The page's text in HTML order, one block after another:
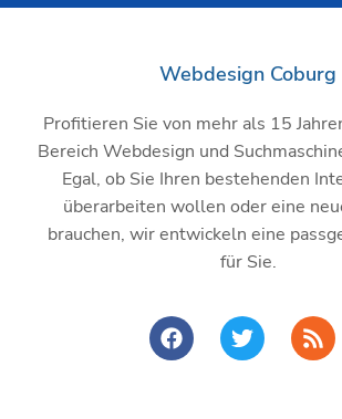
Webdesign Coburg
Profitieren Sie von mehr als 15
Bereich Webdesign und
Egal, ob Sie Ihren bestehenden
überarbeiten wollen oder eine
brauchen, wir entwickeln eine
für Sie.
F
a
c
T
w
i
R
s
s